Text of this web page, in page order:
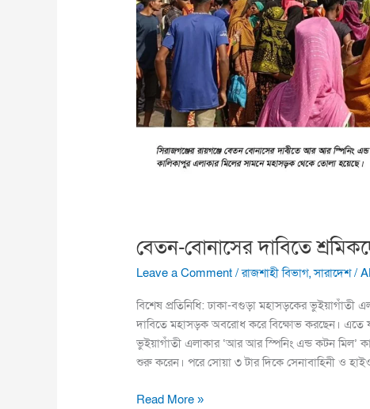
বেতন-বোনাসের দাবিতে
Leave a Comment /রাজশাহী বিভাগ,সারাদেশ/
বিশেষ প্রতিনিধি: ঢাকা-বগুড়া মহাসড়কের ভুইয়াগাঁতী
দাবিতে মহাসড়ক অবরোধ করে বিক্ষোভ করছেন। এতে
ভুইয়াগাঁতী এলাকার ‘আর আর স্পিনিং এন্ড কটন মিল’
শুরু করেন। পরে সোয়া ৩ টার দিকে সেনাবাহিনী ও
অবরোধ
Read More »